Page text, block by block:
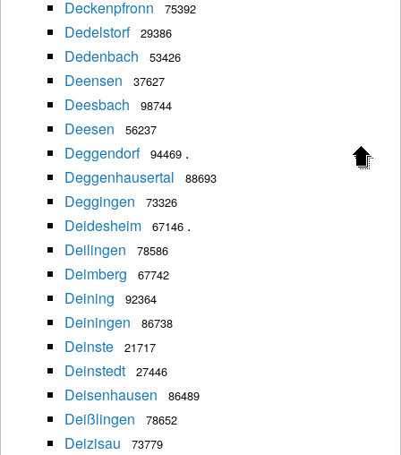
Deckenpfronn 75392
Dedelstorf 29386
Dedenbach 53426
Deensen 37627
Deesbach 98744
Deesen 56237
Deggendorf 94469 .
Deggenhausertal
88693
Deggingen 73326
Deidesheim 67146 .
Deilingen
78586
Deimberg 67742
Deining 92364
Deiningen 86738
Deinste 21717
Deinstedt 27446
Deisenhausen 86489
Deißlingen 78652
Deizisau 73779